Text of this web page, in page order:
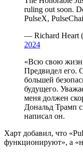
ruling out soon.
PulseX,
— Richard Heart
2024
«Всю свою
Предвидел его.
большей
будущего.
меня должен
Дональд Трамп
написал он.
Харт добавил, что
функционируют», а